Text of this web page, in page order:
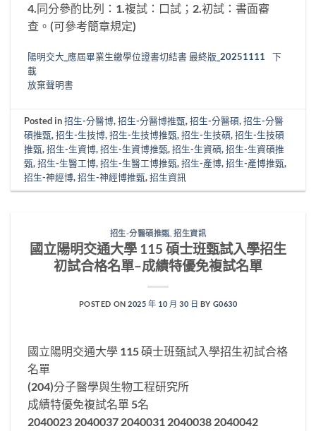
4.同分參酌比列：1.複試：口試；2.初試：書面審
查。(可參考簡章規定)
陽明交大_應屆畢業生繳學位證書切結書 最終版_20251111
下
載
放棄聲明書
Posted in招生-分醫博,招生-分醫博推甄,招生-分醫碩,招生-分醫
碩推甄,招生-生技博,招生-生技博推甄,招生-生技碩,招生-生技碩
推甄,招生-生資博,招生-生資博推甄,招生-生資碩,招生-生資碩推
甄,招生-生醫工博,招生-生醫工博推甄,招生-產博,招生-產博推甄,
招生-神經博,招生-神經博推甄,招生資訊
招生-分醫碩推甄 ,招生資訊
國立陽明交通大學 115 碩士班甄試入學招生
初試合格名單–成績特優免複試名單
POSTED ON2025 年 10 月 30 日 BY G0630
國立陽明交通大學 115 碩士班甄試入學招生初試合格
名單
(204)分子醫學與生物工程研究所
成績特優免複試名單 5名
2040023 2040037 2040031 2040038 2040042